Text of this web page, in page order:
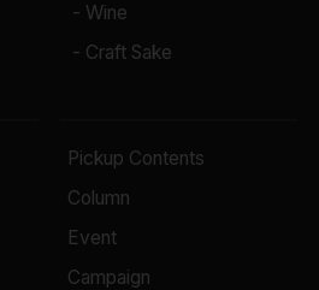
- Wine
- Craft Sake
Pickup Contents
Column
Event
Campaign